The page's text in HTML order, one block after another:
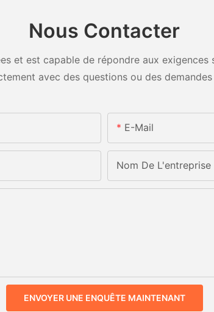
Nous Contacter
et est capable de répondre aux
avec des questions ou des
E-Mail
Nom De L'entreprise
ENVOYER UNE ENQUÊTE MAINTENANT